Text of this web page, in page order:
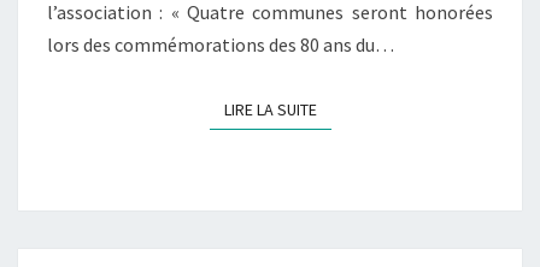
l’association : « Quatre communes seront honorées
lors des commémorations des 80 ans du…
LIRE LA SUITELIRE LA SUITE